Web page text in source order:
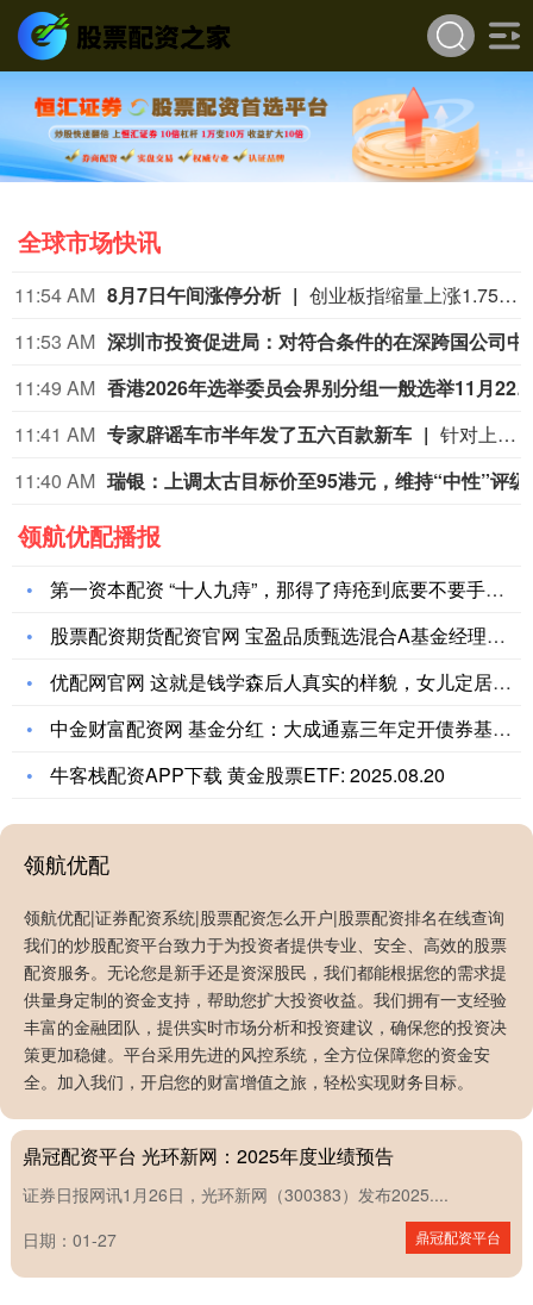
全球市场快讯
11:54 AM 8月7日午间涨停分析
创业板指缩量上涨1.75%，医药、算力硬件股持续爆发。宝鼎科技、云南锗业、汇绿生态、沃格光电、百花医药均4连板，一图看懂>>
11:53 AM
11:49 AM
香港2026年选举委员会界别分组
11:41 AM 专家辟谣车市半年发了五六百款新车
针对上半年上市新车超500款的行业热议数据，中国汽车流通协会专家李颜伟今日在社交平台上表示，2026年1-6月国内全新车型仅约165款，市面流传500至600款的说法并不严谨。 李颜伟解释，500多款是车型+各类配置、衍生款的合并统计。“比如新上市一款车型，有三个配置，这可以算作是1款车型，3个款型；如果上半年这165款车型，加上不同配置，或许能有500~600个款型；但是说成500-600款车型就不严谨了。” 此前多家媒体采用宽口径统计，称1-5月新车550款、上半年超600款，引发行业内卷讨论。（一财）
11:40 AM
领航优配播报
第一资本配资 “十人九痔”，那得了痔疮到底要不要手术呢？一文
股票配资期货配资官网 宝盈品质甄选混合A基金经理变动：增聘吕
优配网官网 这就是钱学森后人真实的样貌，女儿定居美国，儿子长
中金财富配资网 基金分红：大成通嘉三年定开债券基金11月24
牛客栈配资APP下载 黄金股票ETF: 2025.08.20
领航优配
领航优配|证券配资系统|股票配资怎么开户|股票配资排名在线查询
我们的炒股配资平台致力于为投资者提供专业、安全、高效的股票
配资服务。无论您是新手还是资深股民，我们都能根据您的需求提
供量身定制的资金支持，帮助您扩大投资收益。我们拥有一支经验
丰富的金融团队，提供实时市场分析和投资建议，确保您的投资决
策更加稳健。平台采用先进的风控系统，全方位保障您的资金安
全。加入我们，开启您的财富增值之旅，轻松实现财务目标。
股票杠杆条件官网 女主播国外开播，膝盖淤青被网友质疑付
出，自曝被白人认成岛国人
鼎冠配资平台 光环新网：2025年度业绩预告
证券日报网讯1月26日，光环新网（300383）发布2025....
日期：01-27
鼎冠配资平台